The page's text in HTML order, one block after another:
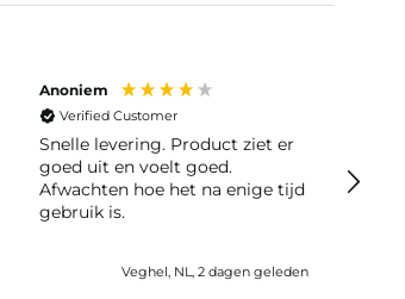
Anoniem
Verified Customer
Snelle levering. Product ziet er
goed uit en voelt goed.
Afwachten hoe het na enige tijd
gebruik is.
Veghel, NL, 2 dagen geleden